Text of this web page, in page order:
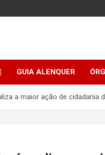
GUIA ALENQUER
a maior ação de cidadania